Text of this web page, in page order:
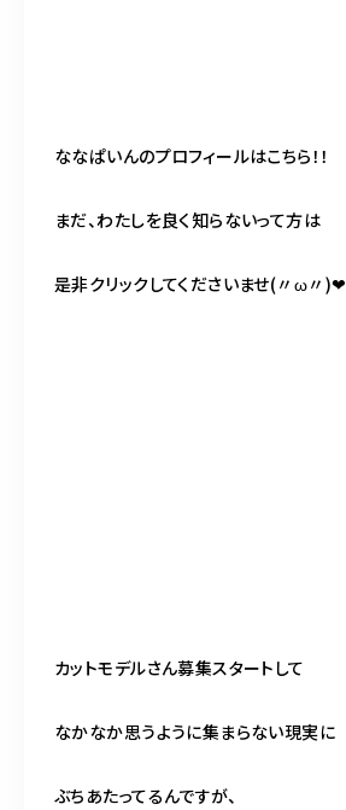
ななぱいんのプロフィールはこちら！！
まだ、わたしを良く知らないって方は
是非クリックしてくださいませ(〃ω〃)❤
カットモデルさん募集スタートして
なかなか思うように集まらない現実に
ぶちあたってるんですが、